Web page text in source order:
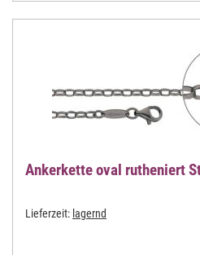
Ankerkette oval rutheniert
Lieferzeit: lagernd